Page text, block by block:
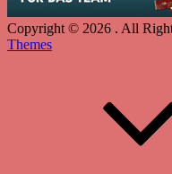
Copyright © 2026 . All
Themes